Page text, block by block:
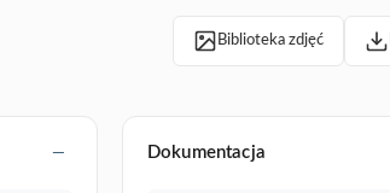
Biblioteka zdjęć
Dokumentacja